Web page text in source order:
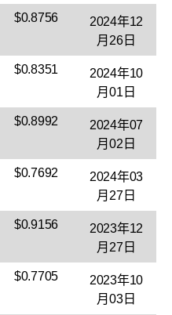
$0.8756
2024年12
月26日
$0.8351
2024年10
月01日
$0.8992
2024年07
月02日
$0.7692
2024年03
月27日
$0.9156
2023年12
月27日
$0.7705
2023年10
月03日